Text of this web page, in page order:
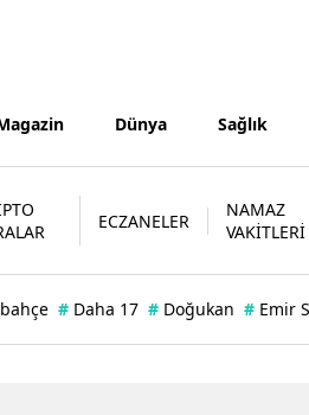
Dünya Sağlık
ECZANELER
NAMAZ
VAKİTLERİ
# Daha 17 # Doğukan # Emir